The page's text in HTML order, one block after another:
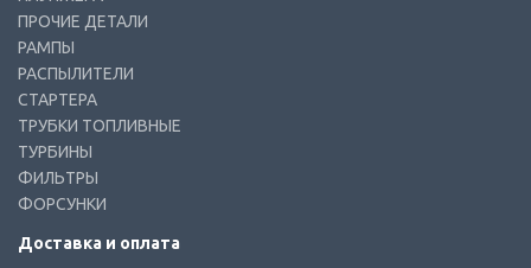
ПРОЧИЕ ДЕТАЛИ
РАМПЫ
РАСПЫЛИТЕЛИ
СТАРТЕРА
ТРУБКИ ТОПЛИВНЫЕ
ТУРБИНЫ
ФИЛЬТРЫ
ФОРСУНКИ
Доставка и оплата